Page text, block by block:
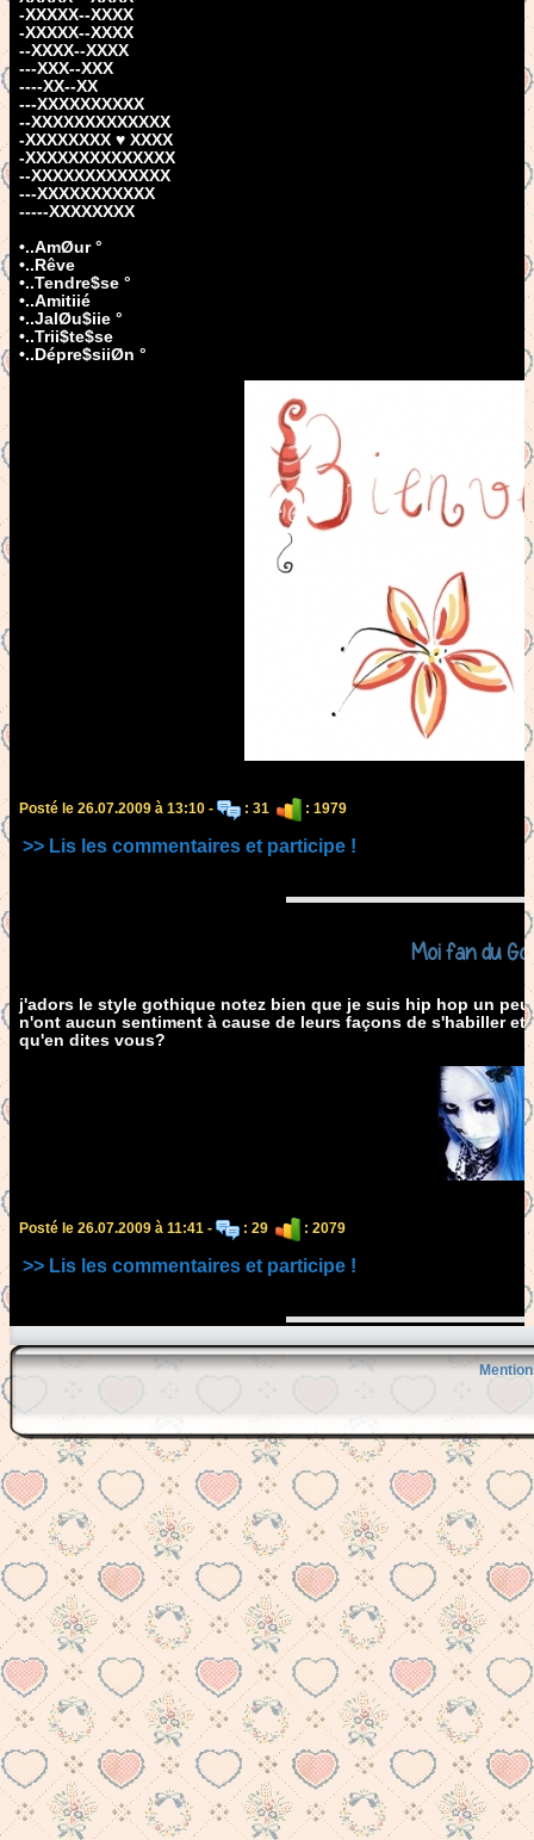
-XXXXX--XXXX
-XXXXX--XXXX
--XXXX--XXXX
---XXX--XXX
----XX--XX
---XXXXXXXXXX
--XXXXXXXXXXXXX
-XXXXXXXX ♥ XXXX
-XXXXXXXXXXXXXX
--XXXXXXXXXXXXX
---XXXXXXXXXXX
-----XXXXXXXX
•..AmØur °
•..Rêve
•..Tendre$se °
•..Amitiié
•..JalØu$iie °
•..Trii$te$se
•..Dépre$siiØn °
Posté le 26.07.2009 à 13:10 - : 31 : 1979
>> Lis les commentaires et participe !
Moi fan du
j'adors le style gothique notez bien que je suis hip hop un
n'ont aucun sentiment à cause de leurs façons de s'habiller et
qu'en dites vous?
Posté le 26.07.2009 à 11:41 - : 29 : 2079
>> Lis les commentaires et participe !